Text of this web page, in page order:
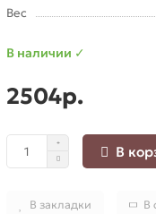
Вес
В наличии ✓
2504р.
В
В закладки В